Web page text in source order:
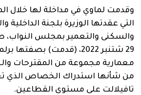
وقدمت لماوي في مداخلة لها خلال
التي عقدتها الوزيرة بلجنة الداخلية
والسكنى والتعمير بمجلس
29 شتنبر 2022، (قدمت)
معمارية مجموعة من المقترحات
من شأنها استدراك الخصاص الذي
تافيلالت على مستوى القطاعين.